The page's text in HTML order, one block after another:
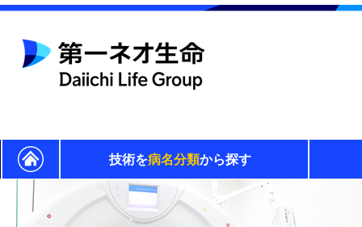
技術を病名分類から探す